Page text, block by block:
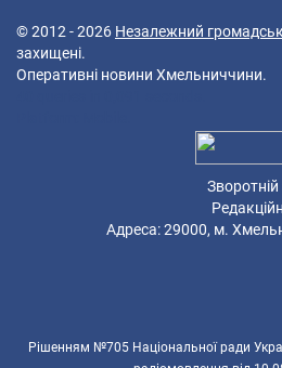
© 2012 - 2026 Незалежний
захищені.
Оперативні новини Хмельниччини.
Адреса: 29000, м.
Рішенням №705 Національної ради